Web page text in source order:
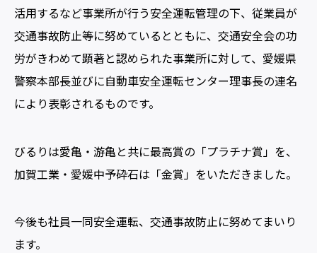
活用するなど事業所が行う安全運転管理の下、従業員が
交通事故防止等に努めているとともに、交通安全会の功
労がきわめて顕著と認められた事業所に対して、愛媛県
警察本部長並びに自動車安全運転センター理事長の連名
により表彰されるものです。
びるりは愛亀・游亀と共に最高賞の「プラチナ賞」を、
加賀工業・愛媛中予砕石は「金賞」をいただきました。
今後も社員一同安全運転、交通事故防止に努めてまいり
ます。